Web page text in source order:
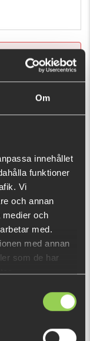
Om
innehållet
funktioner
Vi
och annan
medier och
med.
med annan
som de har
direkt när den finns
and good anglers